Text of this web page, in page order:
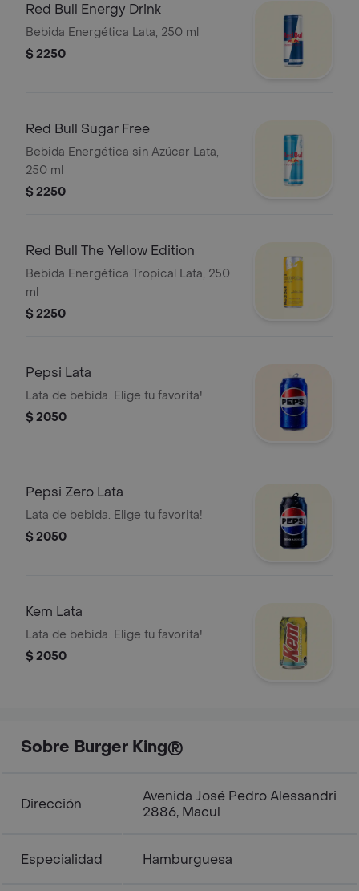
Red Bull Energy Drink
Bebida Energética Lata, 250 ml
$ 2250
Red Bull Sugar Free
Bebida Energética sin Azúcar Lata,
250 ml
$ 2250
Red Bull The Yellow Edition
Bebida Energética Tropical Lata, 250
ml
$ 2250
Pepsi Lata
Lata de bebida. Elige tu favorita!
$ 2050
Pepsi Zero Lata
Lata de bebida. Elige tu favorita!
$ 2050
Kem Lata
Lata de bebida. Elige tu favorita!
$ 2050
Sobre Burger King®
Dirección
Avenida José Pedro Alessandri
2886, Macul
Especialidad Hamburguesa